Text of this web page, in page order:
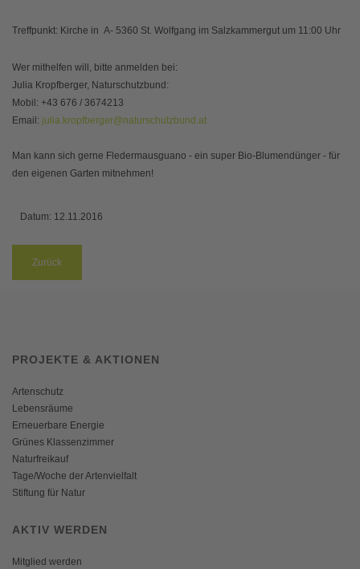
Treffpunkt: Kirche in A- 5360 St. Wolfgang im Salzkammergut um 11:00 Uhr
Wer mithelfen will, bitte anmelden bei:
Julia Kropfberger, Naturschutzbund:
Mobil: +43 676 / 3674213
Email: julia.kropfberger@naturschutzbund.at
Man kann sich gerne Fledermausguano - ein super Bio-Blumendünger - für
den eigenen Garten mitnehmen!
Datum: 12.11.2016
Zurück
PROJEKTE & AKTIONEN
Artenschutz
Lebensräume
Erneuerbare Energie
Grünes Klassenzimmer
Naturfreikauf
Tage/Woche der Artenvielfalt
Stiftung für Natur
AKTIV WERDEN
Mitglied werden